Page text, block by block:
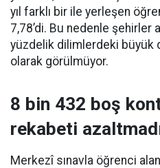
yıl farklı bir ile yerleşen
7,78’di. Bu nedenle şehirler
yüzdelik dilimlerdeki büyük
olarak görülmüyor.
8 bin 432 boş
rekabeti
Merkezî sınavla öğrenci